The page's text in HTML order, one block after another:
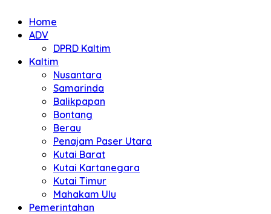
Home
ADV
DPRD Kaltim
Kaltim
Nusantara
Samarinda
Balikpapan
Bontang
Berau
Penajam Paser Utara
Kutai Barat
Kutai Kartanegara
Kutai Timur
Mahakam Ulu
Pemerintahan